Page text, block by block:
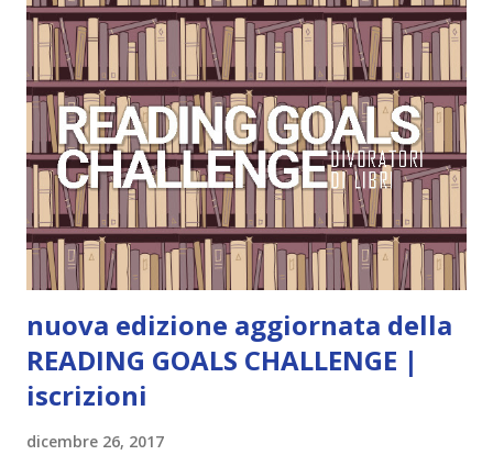
grande (Devil's Night 1#) Autrice : Penelope Douglas
Pagine: 448 Editore: Newton Compton Editori
Pubblicazione: 10 Gennaio 2023 Traduttore: Laura Lancini
Trama: “Si chiama Michael Crist. È il fratello maggiore del
mio ragazzo ed è come quei film dell'orrore che guardi
coprendoti gli occhi. È bellissimo, forte, e assolutamente
terrificante. Non mi vede neppure. Ma io l'ho notato. L'ho
visto, l'ho sentito. Le cose che ha fatto, i misfatti ch...
nuova edizione aggiornata della
READING GOALS CHALLENGE |
iscrizioni
dicembre 26, 2017